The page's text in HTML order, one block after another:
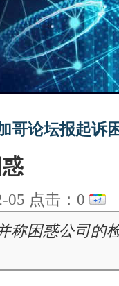
哥论坛报起诉
点击： 0
称困惑公司的